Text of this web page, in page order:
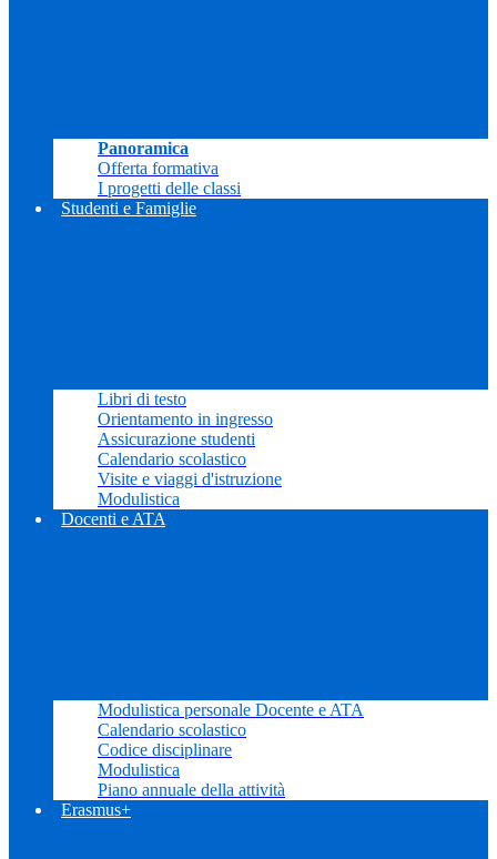
Panoramica
Offerta formativa
I progetti delle classi
Studenti e Famiglie
Libri di testo
Orientamento in ingresso
Assicurazione studenti
Calendario scolastico
Visite e viaggi d'istruzione
Modulistica
Docenti e ATA
Modulistica personale Docente e ATA
Calendario scolastico
Codice disciplinare
Modulistica
Piano annuale della attività
Erasmus+